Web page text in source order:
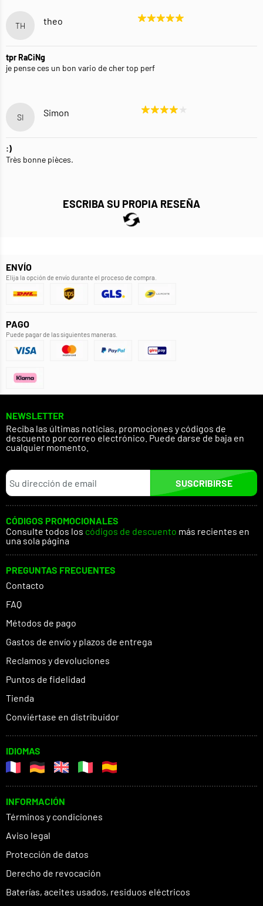
TH theo
tpr RaCiNg
je pense ces un bon vario de cher top perf
SI Simon
:)
Très bonne pièces.
ESCRIBA SU PROPIA RESEÑA
ENVÍO
Elija la opción de envío durante el proceso de compra.
PAGO
Puede pagar de las siguientes maneras.
NEWSLETTER
Reciba las últimas noticias, promociones y códigos de
descuento por correo electrónico. Puede darse de baja en
cualquier momento.
SUSCRIBIRSE
CÓDIGOS PROMOCIONALES
Consulte todos los códigos de descuento más recientes en
una sola página
PREGUNTAS FRECUENTES
Contacto
FAQ
Métodos de pago
Gastos de envío y plazos de entrega
Reclamos y devoluciones
Puntos de fidelidad
Tienda
Conviértase en distribuidor
IDIOMAS
INFORMACIÓN
Términos y condiciones
Aviso legal
Protección de datos
Derecho de revocación
Baterías, aceites usados, residuos eléctricos